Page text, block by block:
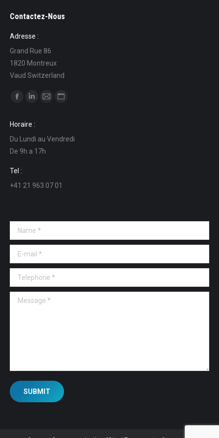
Contactez-Nous
Adresse :
Grand Rue 86
1820 Montreux
Vaud Switzerland
Find us on:
opens
in
new
window
opens
in
new
in
in
Horaire :
Du Lundi au Vendredi
De 9h a 17h
Tel :
+41 21 963 07 01
Name *
E-mail *
Telephone *
Message *
SUBMIT